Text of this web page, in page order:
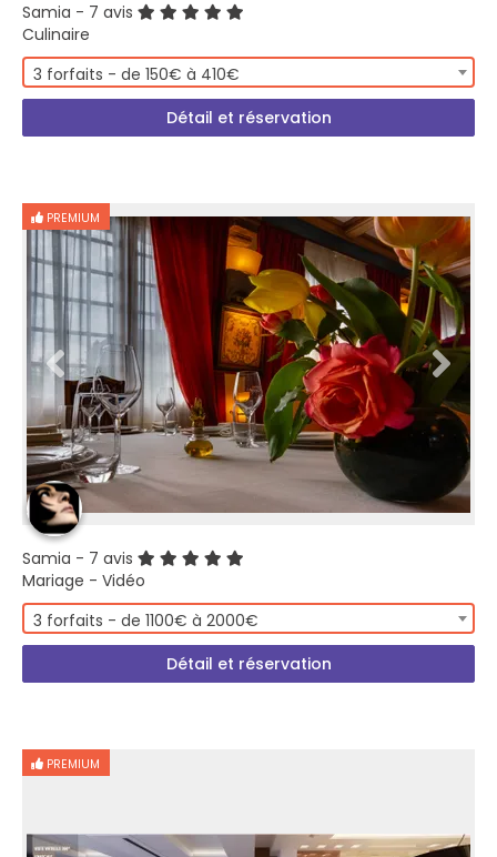
Samia - 7 avis
Culinaire
3 forfaits - de 150€ à 410€
Détail et réservation
PREMIUM
Samia - 7 avis
Mariage - Vidéo
3 forfaits - de 1100€ à 2000€
Détail et réservation
PREMIUM